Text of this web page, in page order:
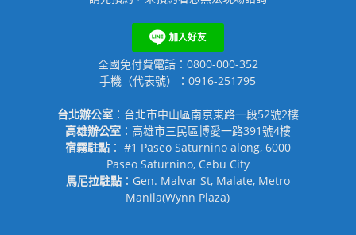
全國免付費電話：0800-000-352
手機（代表號）：0916-251795
台北辦公室：台北市中山區南京東路一段52號2樓
高雄辦公室：高雄市三民區博愛一路391號4樓
宿霧駐點： #1 Paseo Saturnino along, 6000
Paseo Saturnino, Cebu City
馬尼拉駐點：Gen. Malvar St, Malate, Metro
Manila(Wynn Plaza)